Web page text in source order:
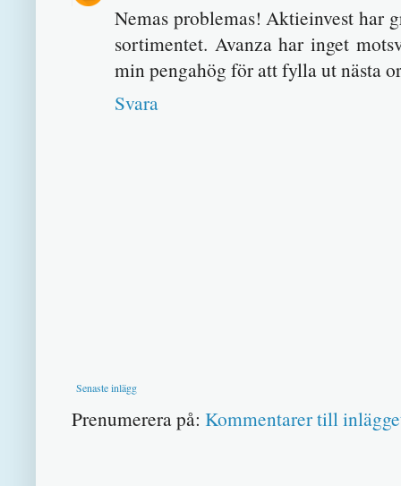
Nemas problemas! Aktieinvest har
sortimentet. Avanza har inget
min pengahög för att fylla ut nästa
Svara
Senaste inlägg
Prenumerera på: Kommentarer till